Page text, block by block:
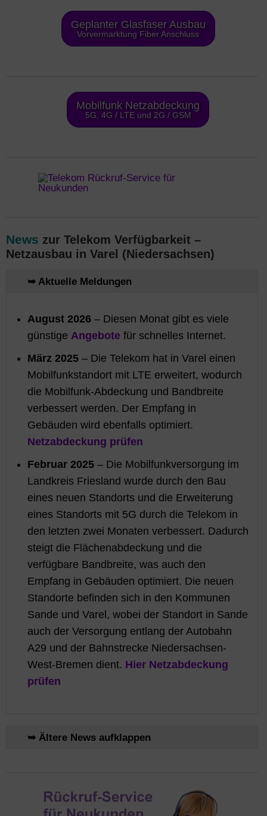
Geplanter Glasfaser Ausbau
Vorvermarktung Fiber Anschluss
Mobilfunk Netzabdeckung
5G, 4G / LTE und 2G / GSM
News zur Telekom Verfügbarkeit –
Netzausbau in Varel (Niedersachsen)
➥ Aktuelle Meldungen
August 2026 – Diesen Monat gibt es viele
günstige Angebote für schnelles Internet.
März 2025 – Die Telekom hat in Varel einen
Mobilfunkstandort mit LTE erweitert, wodurch
die Mobilfunk-Abdeckung und Bandbreite
verbessert werden. Der Empfang in
Gebäuden wird ebenfalls optimiert.
Netzabdeckung prüfen
Februar 2025 – Die Mobilfunkversorgung im
Landkreis Friesland wurde durch den Bau
eines neuen Standorts und die Erweiterung
eines Standorts mit 5G durch die Telekom in
den letzten zwei Monaten verbessert. Dadurch
steigt die Flächenabdeckung und die
verfügbare Bandbreite, was auch den
Empfang in Gebäuden optimiert. Die neuen
Standorte befinden sich in den Kommunen
Sande und Varel, wobei der Standort in Sande
auch der Versorgung entlang der Autobahn
A29 und der Bahnstrecke Niedersachsen-
West-Bremen dient. Hier Netzabdeckung
prüfen
➥ Ältere News aufklappen